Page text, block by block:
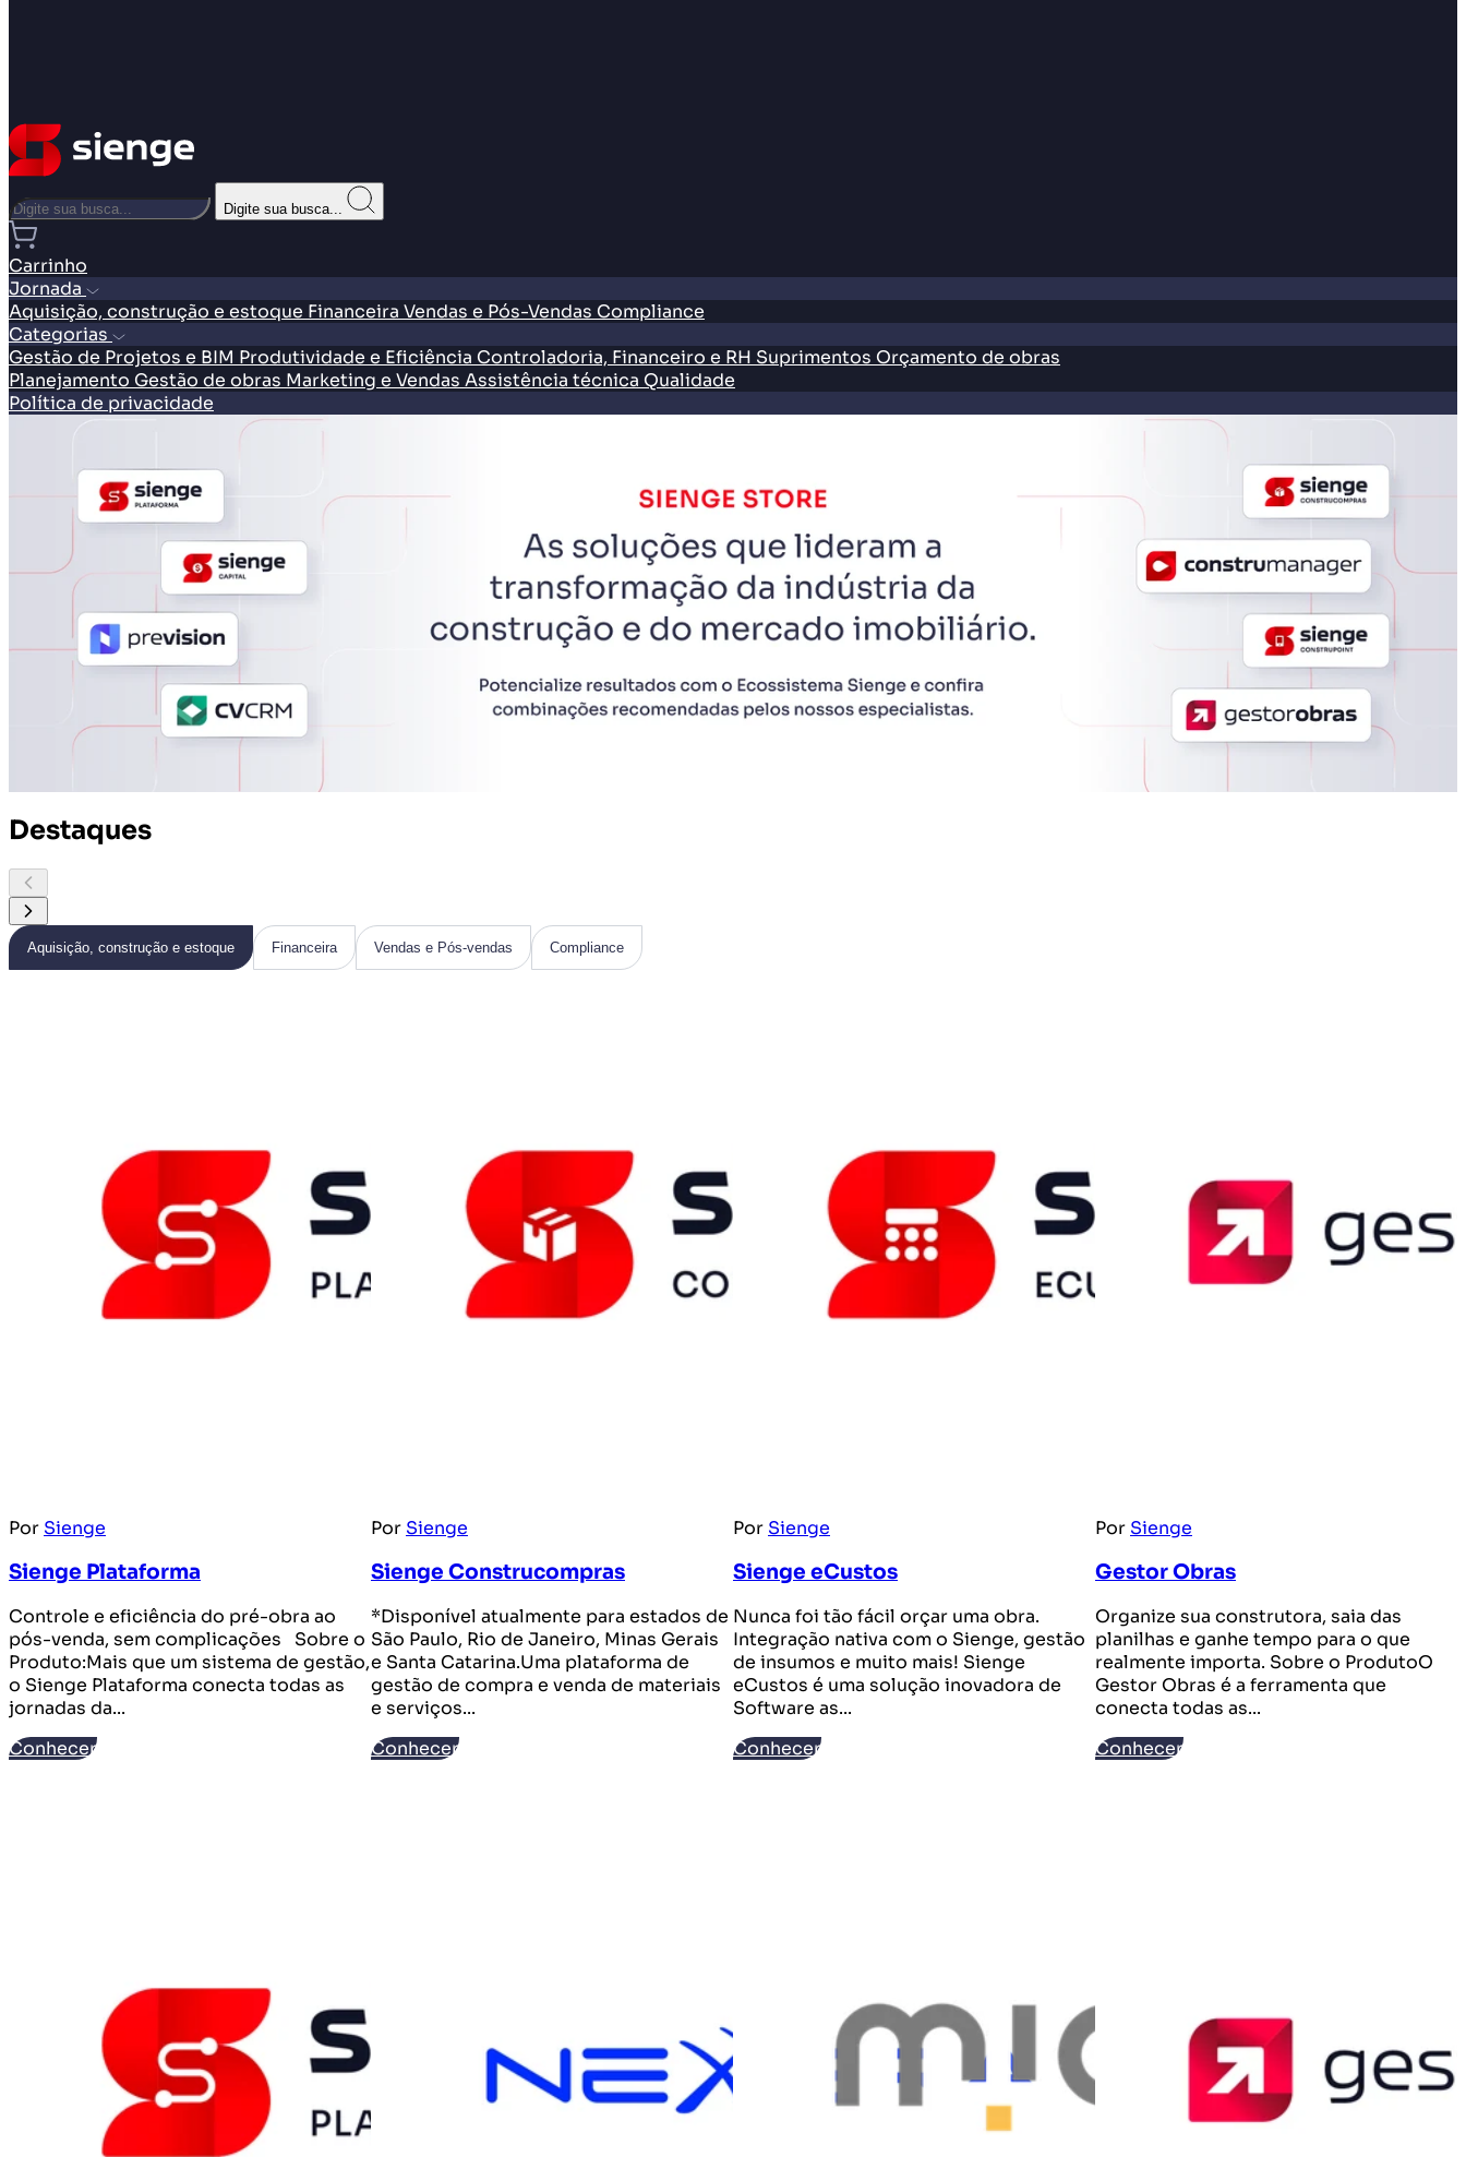
Digite sua busca...
Carrinho
Jornada
Aquisição, construção e estoque Financeira Vendas e Pós-Vendas Compliance
Categorias
Gestão de Projetos e BIM Produtividade e Eficiência Controladoria, Financeiro e RH Suprimentos Orçamento de obras
Planejamento Gestão de obras Marketing e Vendas Assistência técnica Qualidade
Política de privacidade
Destaques
Aquisição, construção e estoque Financeira Vendas e Pós-vendas Compliance
Por Sienge
Sienge Plataforma
Controle e eficiência do pré-obra ao
pós-venda, sem complicações Sobre o
Produto:Mais que um sistema de gestão,
o Sienge Plataforma conecta todas as
jornadas da...
Conhecer
Por Sienge
Sienge Construcompras
*Disponível atualmente para estados de
São Paulo, Rio de Janeiro, Minas Gerais
e Santa Catarina.Uma plataforma de
gestão de compra e venda de materiais
e serviços...
Conhecer
Por Sienge
Sienge eCustos
Nunca foi tão fácil orçar uma obra.
Integração nativa com o Sienge, gestão
de insumos e muito mais! Sienge
eCustos é uma solução inovadora de
Software as...
Conhecer
Por Sienge
Gestor Obras
Organize sua construtora, saia das
planilhas e ganhe tempo para o que
realmente importa. Sobre o ProdutoO
Gestor Obras é a ferramenta que
conecta todas as...
Conhecer